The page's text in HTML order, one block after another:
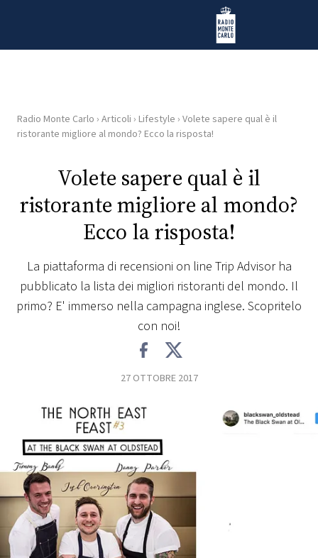
Radio Monte Carlo
HOME
RADIO
WEB
PLAYLIST
NEWS
VIDEO
TV
Radio Monte Carlo › Articoli › Lifestyle › Volete sapere qual è il
ristorante migliore al mondo? Ecco la risposta!
Volete sapere qual è il
ristorante migliore al mondo?
Ecco la risposta!
La piattaforma di recensioni on line Trip Advisor ha
pubblicato la lista dei migliori ristoranti del mondo. Il
primo? E' immerso nella campagna inglese. Scopritelo
con noi!
27 OTTOBRE 2017